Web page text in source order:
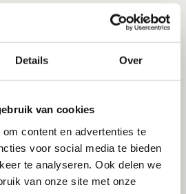
Details Over
van cookies
content en advertenties te
voor social media te bieden
te analyseren. Ook delen we
van onze site met onze
Heb je je Ben-
in de winkel gekocht, geen
je je Ben-abonnement bij
van
je niet alleen van een
maar vooral: van